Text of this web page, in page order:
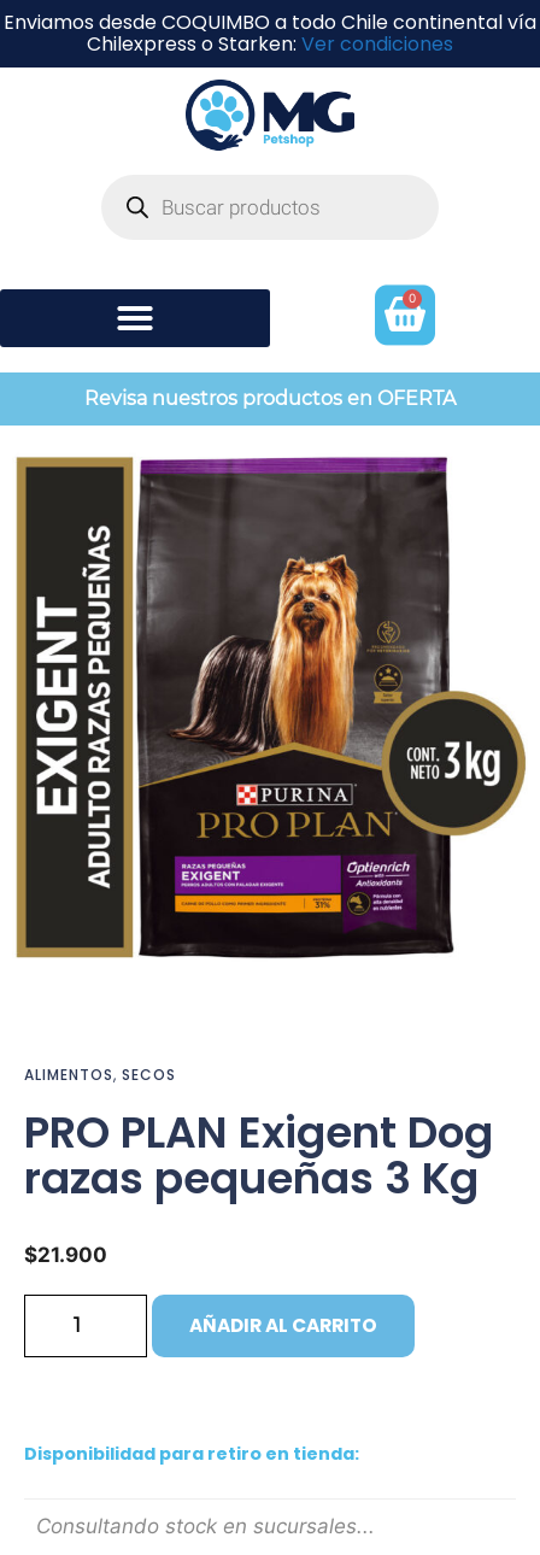
Enviamos desde COQUIMBO a todo Chile continental vía
Chilexpress o Starken: Ver condiciones
0
Revisa nuestros productos en OFERTA
ALIMENTOS, SECOS
PRO PLAN Exigent Dog
razas pequeñas 3 Kg
$21.900
AÑADIR AL CARRITO
Disponibilidad para retiro en tienda:
Consultando stock en sucursales...